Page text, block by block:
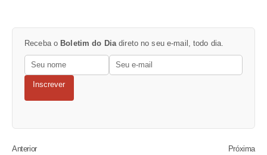
Receba o Boletim do Diadireto no seu e-mail, todo dia.
Inscrever
Anterior Próxima